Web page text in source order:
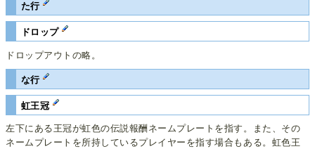
た行
ドロップ
ドロップアウトの略。
な行
虹王冠
左下にある王冠が虹色の伝説報酬ネームプレートを指す。また、その
ネームプレートを所持しているプレイヤーを指す場合もある。虹色王